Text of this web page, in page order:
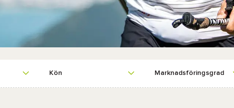
Kön Marknadsföringsgrad